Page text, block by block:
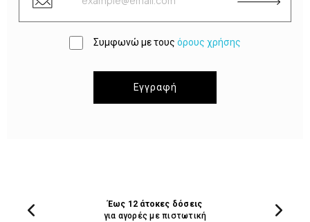
Συμφωνώ με τους όρους χρήσης
Εγγραφή
Έως 12 άτοκες δόσεις
για αγορές με πιστωτική